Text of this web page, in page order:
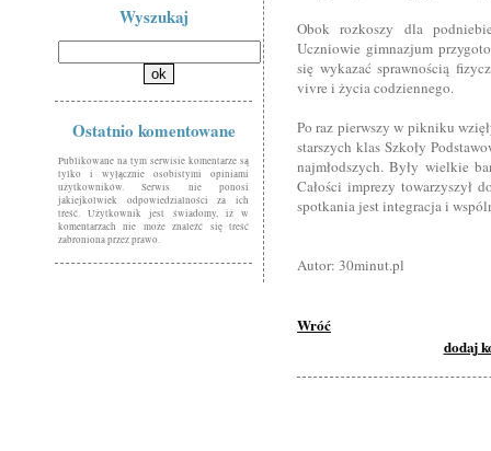
Wyszukaj
Ostatnio komentowane
Publikowane na tym serwisie komentarze są
tylko i wyłącznie osobistymi opiniami
użytkowników. Serwis nie ponosi
jakiejkolwiek odpowiedzialności za ich
treść. Użytkownik jest świadomy, iż w
komentarzach nie może znaleźć się treść
zabroniona przez prawo.
Obok rozkoszy dla
Uczniowie gimnazjum
się wykazać sprawnością
vivre i życia codziennego.
Po raz pierwszy w pikniku
starszych klas Szkoły
najmłodszych. Były wielkie
Całości imprezy towarzyszył
spotkania jest integracja i
Autor: 30minut.pl
Wróć
dodaj